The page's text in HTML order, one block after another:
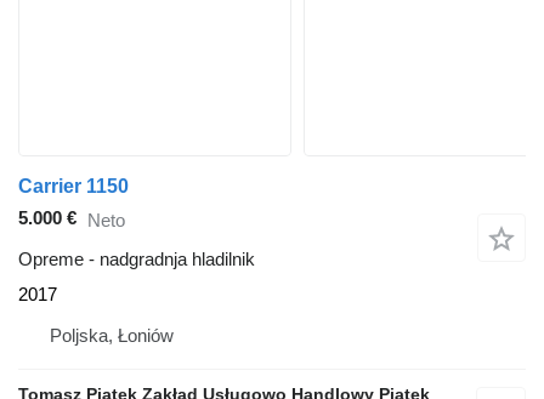
Carrier 1150
5.000 € Neto
Opreme - nadgradnja hladilnik
2017
Poljska, Łoniów
Tomasz Piątek Zakład Usługowo Handlowy Piątek